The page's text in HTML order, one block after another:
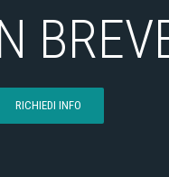
RICHIEDI INFO